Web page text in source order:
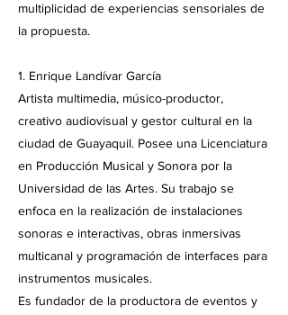
multiplicidad de experiencias sensoriales de
la propuesta.
1. Enrique Landívar García
Artista multimedia, músico-productor,
creativo audiovisual y gestor cultural en la
ciudad de Guayaquil. Posee una Licenciatura
en Producción Musical y Sonora por la
Universidad de las Artes. Su trabajo se
enfoca en la realización de instalaciones
sonoras e interactivas, obras inmersivas
multicanal y programación de interfaces para
instrumentos musicales.
Es fundador de la productora de eventos y